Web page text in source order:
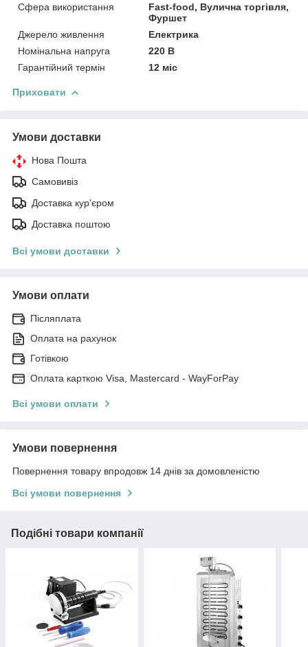
Сфера використання
Fast-food, Вулична торгівля,
Фуршет
Джерело живлення
Електрика
Номінальна напруга
220 В
Гарантійний термін
12 міс
Приховати
Умови доставки
Нова Пошта
Самовивіз
Доставка кур'єром
Доставка поштою
Всі умови доставки
Умови оплати
Післяплата
Оплата на рахунок
Готівкою
Оплата карткою Visa, Mastercard - WayForPay
Всі умови оплати
Умови повернення
Повернення товару впродовж 14 днів за домовленістю
Всі умови повернення
Подібні товари компанії